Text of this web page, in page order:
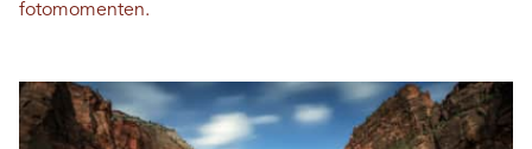
fotomomenten.